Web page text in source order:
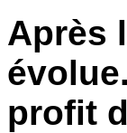
Après
profit